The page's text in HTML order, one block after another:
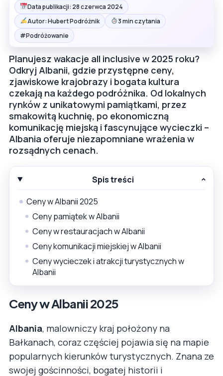
Data publikacji: 28 czerwca 2024
Autor: Hubert Podróżnik
3 min czytania
#Podróżowanie
Planujesz wakacje all inclusive w 2025 roku?
Odkryj Albanii, gdzie przystępne ceny,
zjawiskowe krajobrazy i bogata kultura
czekają na każdego podróżnika. Od lokalnych
rynków z unikatowymi pamiątkami, przez
smakowitą kuchnię, po ekonomiczną
komunikację miejską i fascynujące wycieczki –
Albania oferuje niezapomniane wrażenia w
rozsądnych cenach.
Spis treści
Ceny w Albanii 2025
Ceny pamiątek w Albanii
Ceny w restauracjach w Albanii
Ceny komunikacji miejskiej w Albanii
Ceny wycieczek i atrakcji turystycznych w
Albanii
Ceny w Albanii 2025
Albania, malowniczy kraj położony na
Bałkanach, coraz częściej pojawia się na mapie
popularnych kierunków turystycznych. Znana ze
swojej gościnności, bogatej historii i